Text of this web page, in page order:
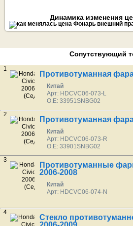
Динамика изменения
Сопутствующий
1
Противотуманная
Китай
Арт: HDCVC06-073-L
O.E: 33951SNBG02
2
Противотуманная
Китай
Арт: HDCVC06-073-R
O.E: 33901SNBG02
3
Противотуманные
2006-2008
Китай
Арт: HDCVC06-074-N
4
Стекло